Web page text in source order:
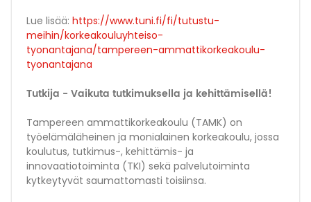
Lue lisää: https://www.tuni.fi/fi/tutustu-
meihin/korkeakouluyhteiso-
tyonantajana/tampereen-ammattikorkeakoulu-
tyonantajana
Tutkija - Vaikuta tutkimuksella ja kehittämisellä!
Tampereen ammattikorkeakoulu (TAMK) on
työelämäläheinen ja monialainen korkeakoulu, jossa
koulutus, tutkimus-, kehittämis- ja
innovaatiotoiminta (TKI) sekä palvelutoiminta
kytkeytyvät saumattomasti toisiinsa.